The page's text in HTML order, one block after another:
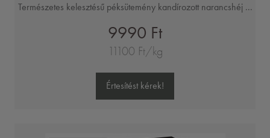
Természetes kelesztésű péksütemény kandírozott narancshéj ...
9990 Ft
11100 Ft/kg
Értesítést kérek!